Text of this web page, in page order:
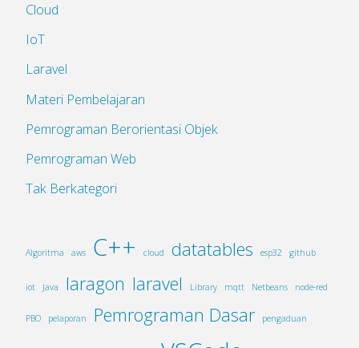
Cloud
IoT
Laravel
Materi Pembelajaran
Pemrograman Berorientasi Objek
Pemrograman Web
Tak Berkategori
Algoritma aws C++ cloud datatables esp32 github
iot Java laragon laravel Library mqtt Netbeans node-red
PBO pelaporan Pemrograman Dasar pengaduan